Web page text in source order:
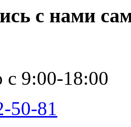
с нами
с 9:00-18:00
50-81